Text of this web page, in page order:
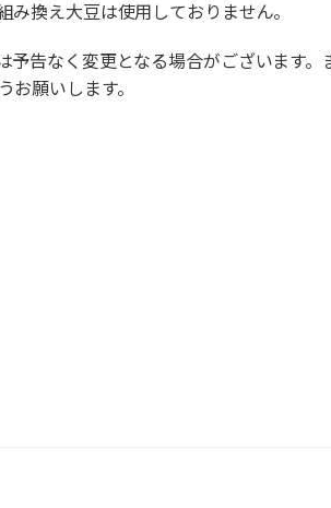
換え大豆は使用しておりません。
告なく変更となる場合がございます
願いします。